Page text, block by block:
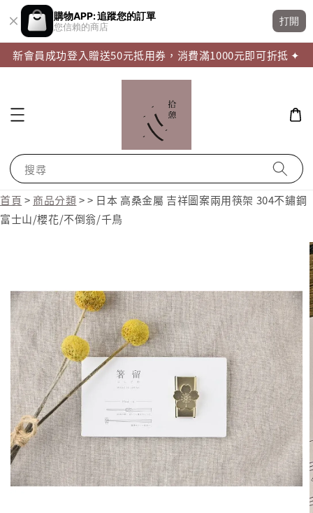
購物APP: 追蹤您的訂單
您信賴的商店
打開
新會員成功登入贈送50元抵用券，消費滿1000元即可折抵 ✦
搜尋
首頁 > 商品分類>> 日本 高桑金屬 吉祥圖案兩用筷架 304不鏽鋼
富士山/櫻花/不倒翁/千鳥